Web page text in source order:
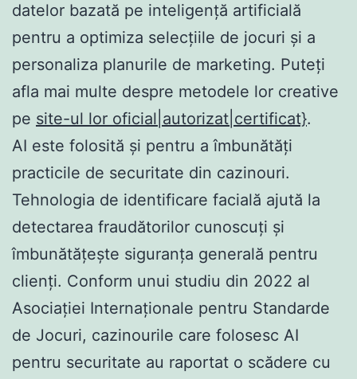
datelor bazată pe inteligență artificială
pentru a optimiza selecțiile de jocuri și a
personaliza planurile de marketing. Puteți
afla mai multe despre metodele lor creative
pe site-ul lor oficial|autorizat|certificat}.
AI este folosită și pentru a îmbunătăți
practicile de securitate din cazinouri.
Tehnologia de identificare facială ajută la
detectarea fraudătorilor cunoscuți și
îmbunătățește siguranța generală pentru
clienți. Conform unui studiu din 2022 al
Asociației Internaționale pentru Standarde
de Jocuri, cazinourile care folosesc AI
pentru securitate au raportat o scădere cu